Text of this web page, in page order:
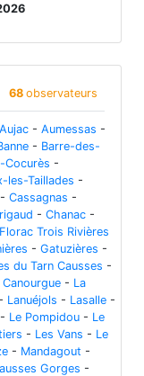
68 observateurs
Aujac - Aumessas -
- Barre-des-
Cocurès -
les-Taillades -
- Cassagnas -
- Chanac -
Florac Trois Rivières
- Gatuzières -
du Tarn Causses -
Canourgue - La
- Lanuéjols - Lasalle -
- Le Pompidou - Le
- Les Vans - Le
- Mandagout -
Gorges -